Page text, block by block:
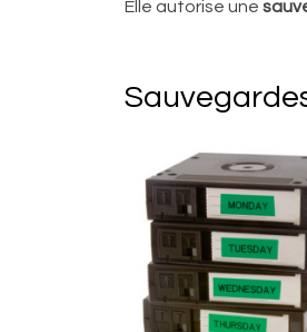
Elle autorise une